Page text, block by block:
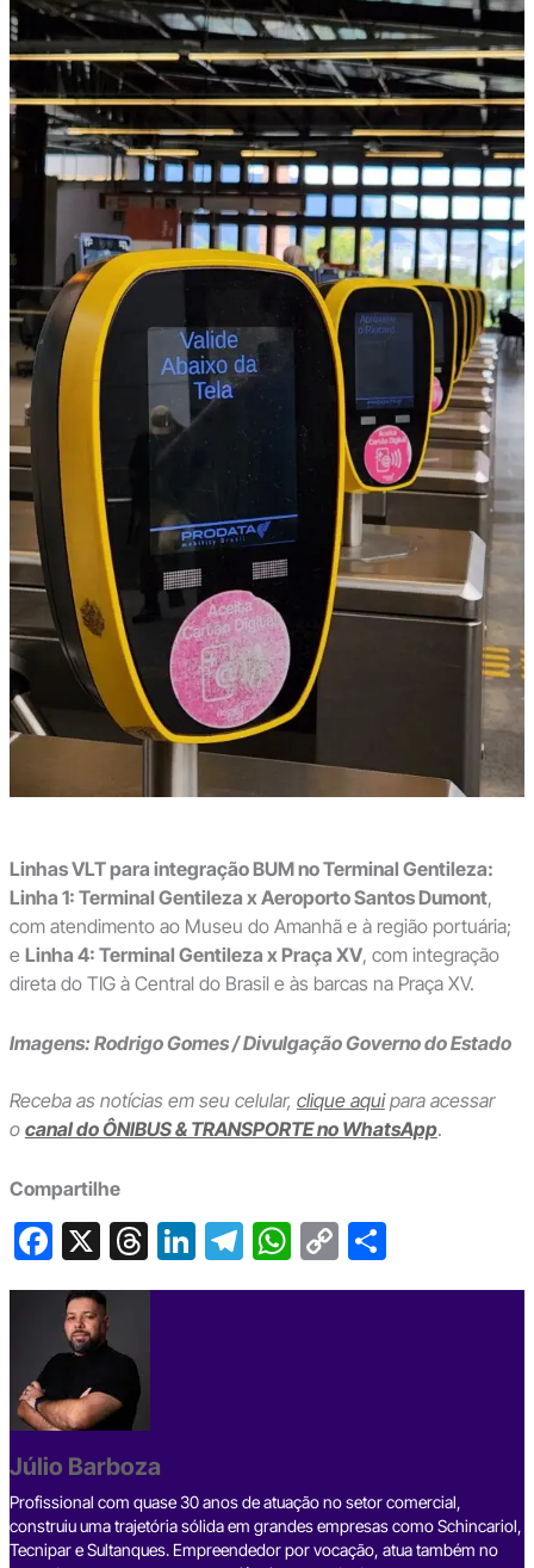
Linhas VLT para integração BUM no Terminal Gentileza:
Linha 1: Terminal Gentileza x Aeroporto Santos Dumont,
com atendimento ao Museu do Amanhã e à região portuária;
e Linha 4: Terminal Gentileza x Praça XV, com integração
direta do TIG à Central do Brasil e às barcas na Praça XV.
Imagens: Rodrigo Gomes / Divulgação Governo do Estado
Receba as notícias em seu celular, clique aquipara acessar
o canal do ÔNIBUS & TRANSPORTE no WhatsApp.
Compartilhe
F
a
c
e
b
o
o
k
X T
hr
s
Li
n
T
el
W
h
C
o
S
h
Júlio Barboza
Profissional com quase 30 anos de atuação no setor comercial,
construiu uma trajetória sólida em grandes empresas como Schincariol,
Tecnipar e Sultanques. Empreendedor por vocação, atua também no